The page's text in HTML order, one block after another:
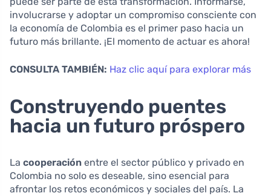
involucrarse y adoptar un compromiso consciente con
la economía de Colombia es el primer paso hacia un
futuro más brillante. ¡El momento de actuar es ahora!
CONSULTA TAMBIÉN: Haz clic aquí para explorar más
Construyendo puentes
hacia un futuro próspero
La cooperación entre el sector público y privado en
Colombia no solo es deseable, sino esencial para
afrontar los retos económicos y sociales del país. La